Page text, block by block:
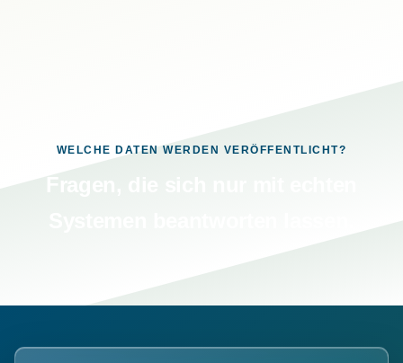
WELCHE DATEN WERDEN VERÖFFENTLICHT?